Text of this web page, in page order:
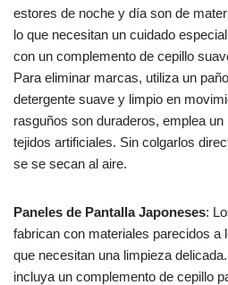
estores de noche y día son de
lo que necesitan un cuidado
con un complemento de cepillo
Para eliminar marcas, utiliza un
detergente suave y limpio en
rasguños son duraderos, emplea
tejidos artificiales. Sin colgarlos
se se secan al aire.
Paneles de Pantalla Japoneses:
fabrican con materiales parecidos a
que necesitan una limpieza
incluya un complemento de cepillo